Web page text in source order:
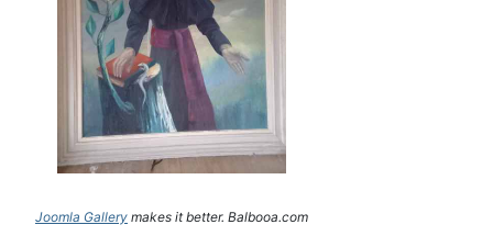
Joomla Gallery makes it better. Balbooa.com